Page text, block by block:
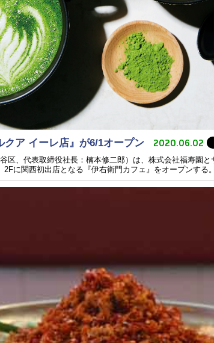
ア イーレ店』が6/1オープン 2020.06.02
区、代表取締役社⻑：楠本修⼆郎）は、株式会社福寿園
に関西初出店となる『伊右衛門カフェ』をオープンす